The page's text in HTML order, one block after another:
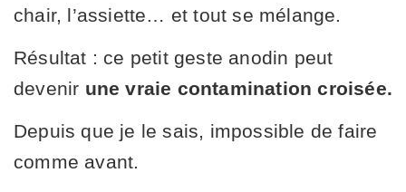
chair, l’assiette… et tout se mélange.
Résultat : ce petit geste anodin peut
devenir une vraie contamination croisée.
Depuis que je le sais, impossible de faire
comme avant.